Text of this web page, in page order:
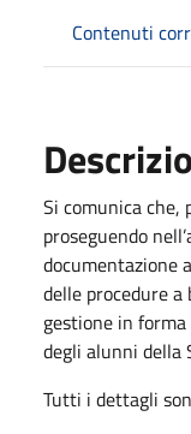
Contenuti
Si comunica che,
proseguendo
documentazione
delle procedure
gestione in
degli alunni della
Tutti i dettagli